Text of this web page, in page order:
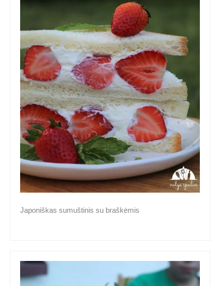
Japoniškas sumuštinis su braškėmis